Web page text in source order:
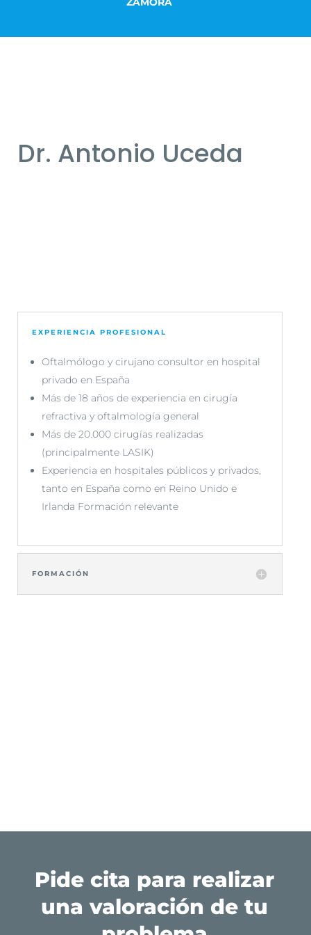
Dr. Antonio Uceda
EXPERIENCIA PROFESIONAL
Oftalmólogo y cirujano consultor en hospital
privado en España
Más de 18 años de experiencia en cirugía
refractiva y oftalmología general
Más de 20.000 cirugías realizadas
(principalmente LASIK)
Experiencia en hospitales públicos y privados,
tanto en España como en Reino Unido e
Irlanda Formación relevante
FORMACIÓN
Pide cita para realizar
una valoración de tu